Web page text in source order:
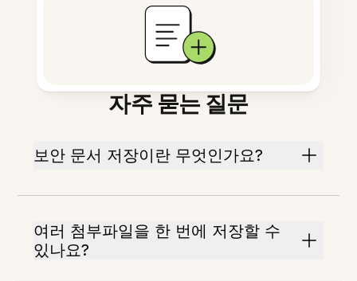
자주 묻는 질문
보안 문서 저장이란 무엇인가요?
여러 첨부파일을 한 번에 저장할 수
있나요?